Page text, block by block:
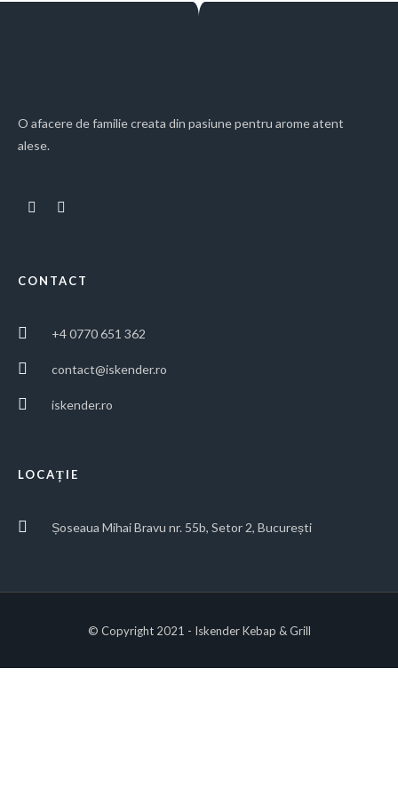
O afacere de familie creata din pasiune pentru arome atent
alese.
CONTACT
+4 0770 651 362
contact@iskender.ro
iskender.ro
LOCAȚIE
Șoseaua Mihai Bravu nr. 55b, Setor 2, București
© Copyright 2021 - Iskender Kebap & Grill